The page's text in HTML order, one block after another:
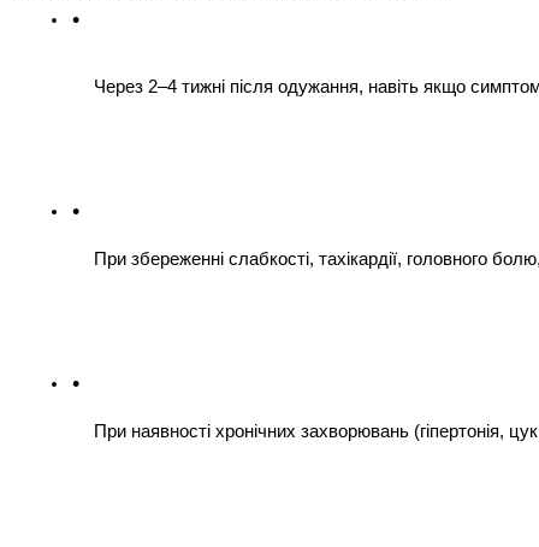
Через 2–4 тижні після одужання, навіть якщо
При збереженні слабкості, тахікардії, головного
При наявності хронічних захворювань (гіпертонія,